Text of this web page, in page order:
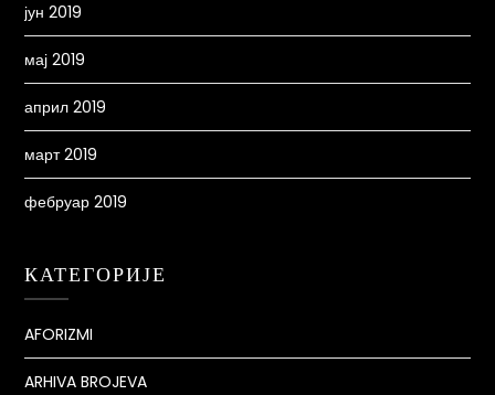
јун 2019
мај 2019
април 2019
март 2019
фебруар 2019
КАТЕГОРИЈЕ
AFORIZMI
ARHIVA BROJEVA